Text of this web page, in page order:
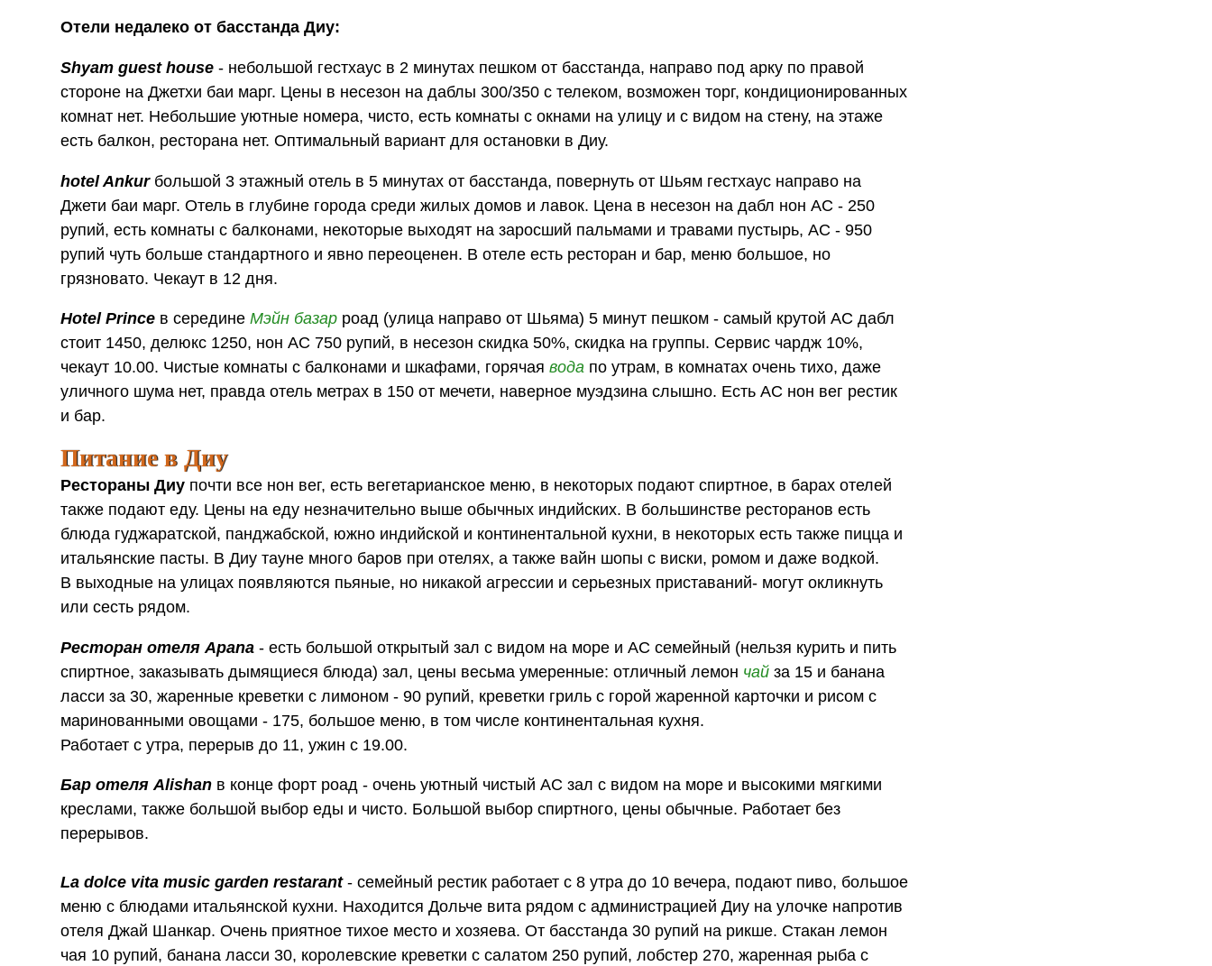
Отели недалеко от басстанда Диу:
Shyam guest house - небольшой гестхаус в 2 минутах пешком от басстанда, направо под арку по правой
стороне на Джетхи баи марг. Цены в несезон на даблы 300/350 с телеком, возможен торг, кондиционированных
комнат нет. Небольшие уютные номера, чисто, есть комнаты с окнами на улицу и с видом на стену, на этаже
есть балкон, ресторана нет. Оптимальный вариант для остановки в Диу.
hotel Ankurбольшой 3 этажный отель в 5 минутах от басстанда, повернуть от Шьям гестхаус направо на
Джети баи марг. Отель в глубине города среди жилых домов и лавок. Цена в несезон на дабл нон АС - 250
рупий, есть комнаты с балконами, некоторые выходят на заросший пальмами и травами пустырь, АС - 950
рупий чуть больше стандартного и явно переоценен. В отеле есть ресторан и бар, меню большое, но
грязновато. Чекаут в 12 дня.
Hotel Prince в серединеМэйн базар роад (улица направо от Шьяма) 5 минут пешком - самый крутой АС дабл
стоит 1450, делюкс 1250, нон АС 750 рупий, в несезон скидка 50%, скидка на группы. Сервис чардж 10%,
чекаут 10.00. Чистые комнаты с балконами и шкафами, горячаявода по утрам, в комнатах очень тихо, даже
уличного шума нет, правда отель метрах в 150 от мечети, наверное муэдзина слышно. Есть АС нон вег рестик
и бар.
Питание в Диу
Рестораны Диу почти все нон вег, есть вегетарианское меню, в некоторых подают спиртное, в барах отелей
также подают еду. Цены на еду незначительно выше обычных индийских. В большинстве ресторанов есть
блюда гуджаратской, панджабской, южно индийской и континентальной кухни, в некоторых есть также пицца и
итальянские пасты. В Диу тауне много баров при отелях, а также вайн шопы с виски, ромом и даже водкой.
В выходные на улицах появляются пьяные, но никакой агрессии и серьезных приставаний- могут окликнуть
или сесть рядом.
Ресторан отеля Apana - есть большой открытый зал с видом на море и АС семейный (нельзя курить и пить
спиртное, заказывать дымящиеся блюда) зал, цены весьма умеренные: отличный лемон чай за 15 и банана
ласси за 30, жаренные креветки с лимоном - 90 рупий, креветки гриль с горой жаренной карточки и рисом с
маринованными овощами - 175, большое меню, в том числе континентальная кухня.
Работает с утра, перерыв до 11, ужин с 19.00.
Бар отеля Alishan в конце форт роад - очень уютный чистый АС зал с видом на море и высокими мягкими
креслами, также большой выбор еды и чисто. Большой выбор спиртного, цены обычные. Работает без
перерывов.
La dolce vita music garden restarant- семейный рестик работает с 8 утра до 10 вечера, подают пиво, большое
меню с блюдами итальянской кухни. Находится Дольче вита рядом с администрацией Диу на улочке напротив
отеля Джай Шанкар. Очень приятное тихое место и хозяева. От басстанда 30 рупий на рикше. Стакан лемон
чая 10 рупий, банана ласси 30, королевские креветки с салатом 250 рупий, лобстер 270, жаренная рыба с